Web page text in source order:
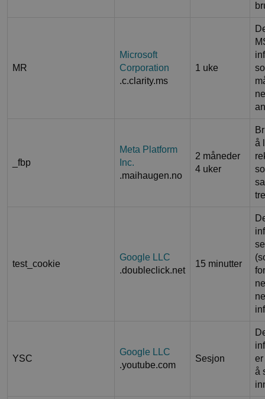
MR
Microsoft
Corporation
.c.clarity.ms
1 uke
_fbp
Meta Platform
Inc.
.maihaugen.no
2 måneder
4 uker
å
test_cookie
Google LLC
.doubleclick.net
15 minutter
YSC
Google LLC
.youtube.com
Sesjon
er
å